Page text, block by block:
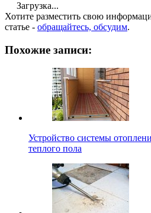
Загрузка...
Хотите разместить свою
статье - обращайтесь, обсудим.
Похожие записи:
Устройство системы
теплого пола